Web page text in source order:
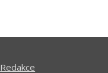
Redakce